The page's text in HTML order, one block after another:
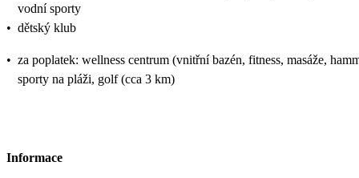
vodní sporty
• dětský klub
• za poplatek: wellness centrum (vnitřní bazén, fitness, masáže,
sporty na pláži, golf (cca 3 km)
Informace